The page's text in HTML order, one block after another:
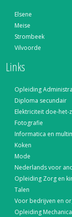
Elsene
Meise
Strombeek
Vilvoorde
Links
Opleiding
Diploma secundair
Elektriciteit doe-het-
Fotografie
Informatica en
Koken
Mode
Nederlands voor
Opleiding Zorg en
Talen
Voor bedrijven en
Opleiding